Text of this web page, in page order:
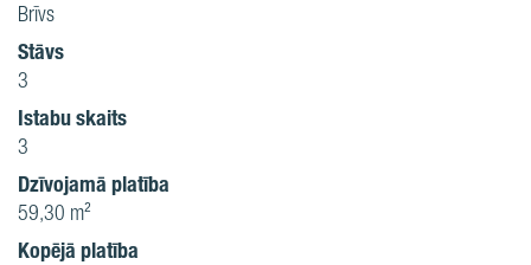
Brīvs
Stāvs
3
Istabu skaits
3
Dzīvojamā platība
59,30 m²
Kopējā platība